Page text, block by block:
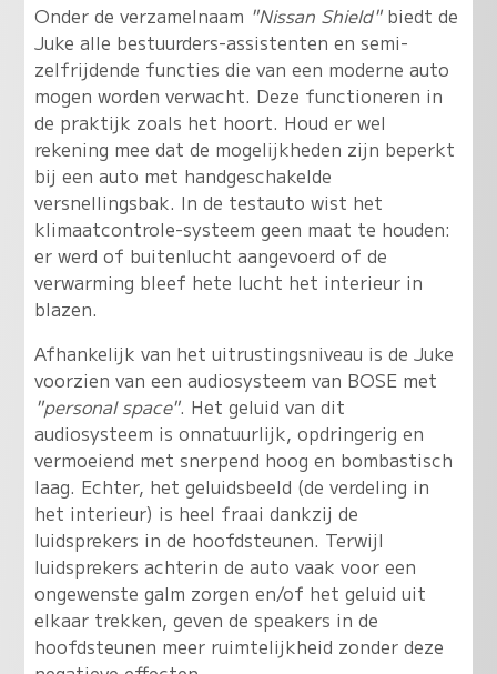
Onder de verzamelnaam "Nissan Shield"biedt de
Juke alle bestuurders-assistenten en semi-
zelfrijdende functies die van een moderne auto
mogen worden verwacht. Deze functioneren in
de praktijk zoals het hoort. Houd er wel
rekening mee dat de mogelijkheden zijn beperkt
bij een auto met handgeschakelde
versnellingsbak. In de testauto wist het
klimaatcontrole-systeem geen maat te houden:
er werd of buitenlucht aangevoerd of de
verwarming bleef hete lucht het interieur in
blazen.
Afhankelijk van het uitrustingsniveau is de Juke
voorzien van een audiosysteem van BOSE met
"personal space". Het geluid van dit
audiosysteem is onnatuurlijk, opdringerig en
vermoeiend met snerpend hoog en bombastisch
laag. Echter, het geluidsbeeld (de verdeling in
het interieur) is heel fraai dankzij de
luidsprekers in de hoofdsteunen. Terwijl
luidsprekers achterin de auto vaak voor een
ongewenste galm zorgen en/of het geluid uit
elkaar trekken, geven de speakers in de
hoofdsteunen meer ruimtelijkheid zonder deze